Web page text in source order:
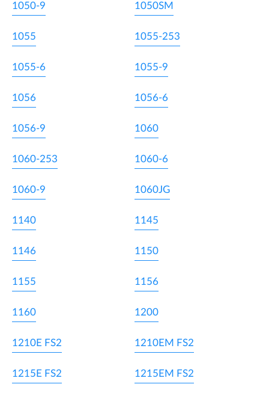
1050-9 1050SM
1055 1055-253
1055-6 1055-9
1056 1056-6
1056-9 1060
1060-253 1060-6
1060-9 1060JG
1140 1145
1146 1150
1155 1156
1160 1200
1210E FS2 1210EM FS2
1215E FS2 1215EM FS2